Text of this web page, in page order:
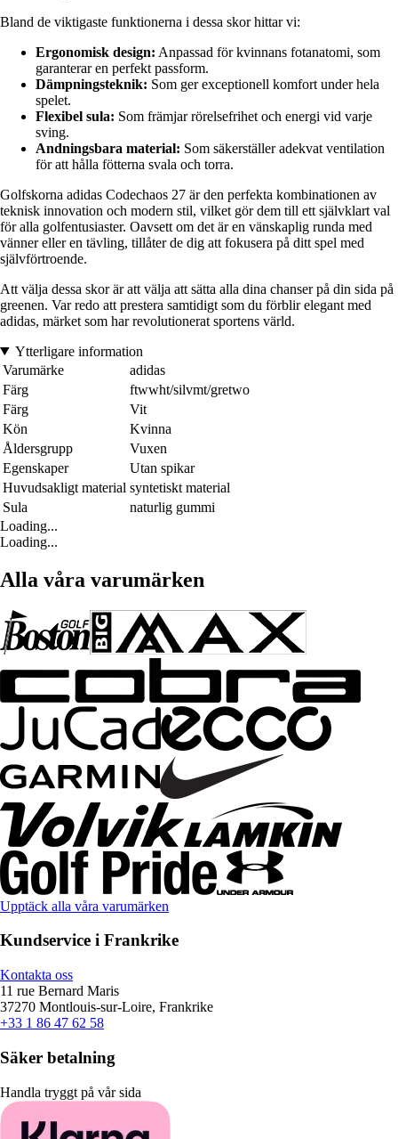
Bland de viktigaste funktionerna i dessa skor hittar vi:
Ergonomisk design: Anpassad för kvinnans fotanatomi, som
garanterar en perfekt passform.
Dämpningsteknik: Som ger exceptionell komfort under hela
spelet.
Flexibel sula: Som främjar rörelsefrihet och energi vid varje
sving.
Andningsbara material: Som säkerställer adekvat ventilation
för att hålla fötterna svala och torra.
Golfskorna adidas Codechaos 27 är den perfekta kombinationen av
teknisk innovation och modern stil, vilket gör dem till ett självklart val
för alla golfentusiaster. Oavsett om det är en vänskaplig runda med
vänner eller en tävling, tillåter de dig att fokusera på ditt spel med
självförtroende.
Att välja dessa skor är att välja att sätta alla dina chanser på din sida på
greenen. Var redo att prestera samtidigt som du förblir elegant med
adidas, märket som har revolutionerat sportens värld.
Ytterligare information
Varumärke
adidas
Färg
ftwwht/silvmt/gretwo
Färg
Vit
Kön
Kvinna
Åldersgrupp
Vuxen
Egenskaper
Utan spikar
Huvudsakligt material syntetiskt material
Sula
naturlig gummi
Loading...
Loading...
Alla våra varumärken
Upptäck alla våra varumärken
Kundservice i Frankrike
Kontakta oss
11 rue Bernard Maris
37270 Montlouis-sur-Loire, Frankrike
+33 1 86 47 62 58
Säker betalning
Handla tryggt på vår sida